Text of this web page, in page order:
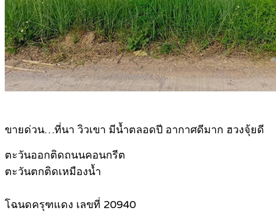
ขายด่วน…ที่นา วิวเขา มีน้ำตลอดปี อากาศดีมาก ฮวงจุ้ยดี
ตะวันออกติดถนนคอนกรีต
ตะวันตกติดเหมืองน้ำ
โฉนดครุฑแดง เลขที่ 20940